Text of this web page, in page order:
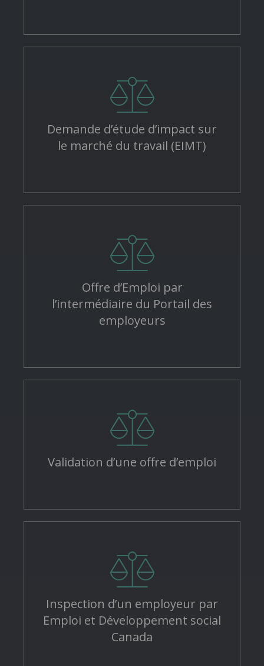
Demande d’étude d’impact sur
le marché du travail (EIMT)
Offre d’Emploi par
l’intermédiaire du Portail des
employeurs
Validation d’une offre d’emploi
Inspection d’un employeur par
Emploi et Développement social
Canada